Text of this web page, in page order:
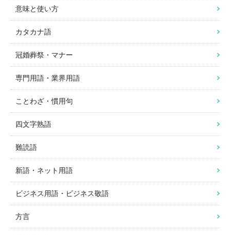
意味と使い方
カタカナ語
冠婚葬祭・マナー
専門用語・業界用語
ことわざ・慣用句
四文字熟語
難読語
新語・ネット用語
ビジネス用語・ビジネス敬語
方言